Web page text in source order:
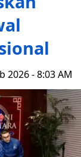
2026 - 8:03 AM